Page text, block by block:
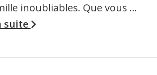
inoubliables. Que vous …
suite